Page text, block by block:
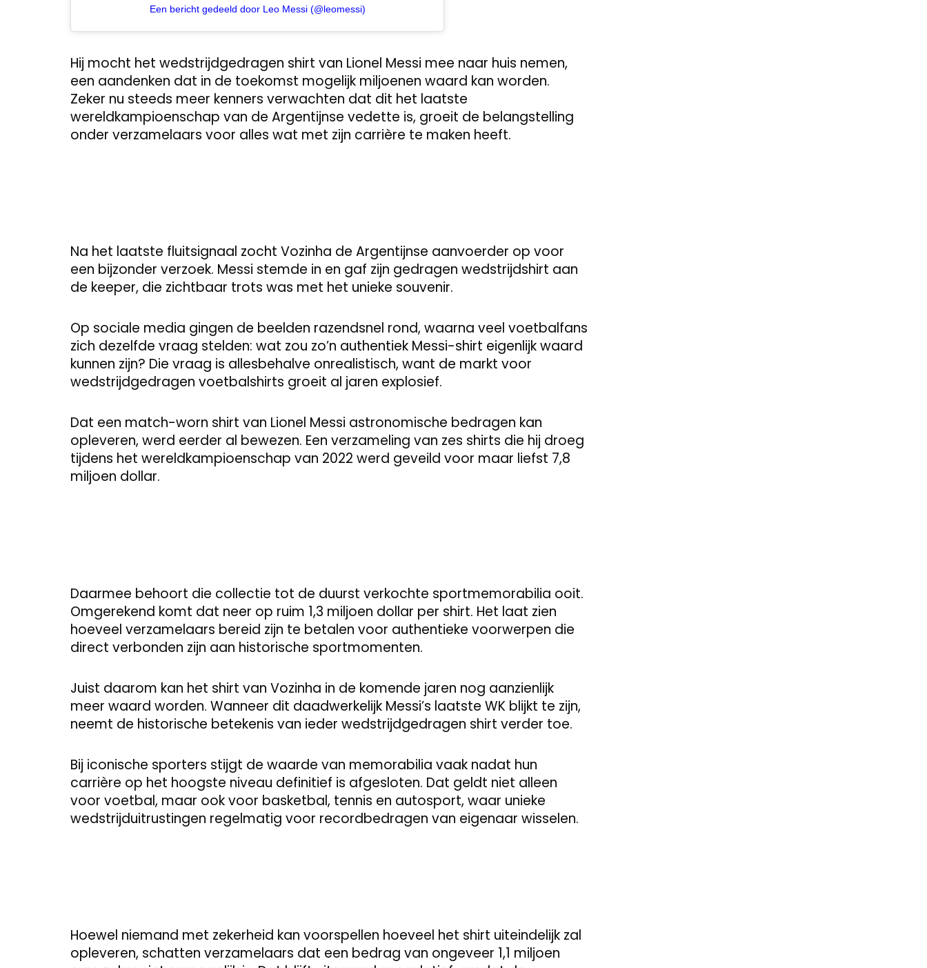
Een bericht gedeeld door Leo Messi (@leomessi)
Hij mocht het wedstrijdgedragen shirt van Lionel Messi mee naar huis nemen,
een aandenken dat in de toekomst mogelijk miljoenen waard kan worden.
Zeker nu steeds meer kenners verwachten dat dit het laatste
wereldkampioenschap van de Argentijnse vedette is, groeit de belangstelling
onder verzamelaars voor alles wat met zijn carrière te maken heeft.
Na het laatste fluitsignaal zocht Vozinha de Argentijnse aanvoerder op voor
een bijzonder verzoek. Messi stemde in en gaf zijn gedragen wedstrijdshirt aan
de keeper, die zichtbaar trots was met het unieke souvenir.
Op sociale media gingen de beelden razendsnel rond, waarna veel voetbalfans
zich dezelfde vraag stelden: wat zou zo’n authentiek Messi-shirt eigenlijk waard
kunnen zijn? Die vraag is allesbehalve onrealistisch, want de markt voor
wedstrijdgedragen voetbalshirts groeit al jaren explosief.
Dat een match-worn shirt van Lionel Messi astronomische bedragen kan
opleveren, werd eerder al bewezen. Een verzameling van zes shirts die hij droeg
tijdens het wereldkampioenschap van 2022 werd geveild voor maar liefst 7,8
miljoen dollar.
Daarmee behoort die collectie tot de duurst verkochte sportmemorabilia ooit.
Omgerekend komt dat neer op ruim 1,3 miljoen dollar per shirt. Het laat zien
hoeveel verzamelaars bereid zijn te betalen voor authentieke voorwerpen die
direct verbonden zijn aan historische sportmomenten.
Juist daarom kan het shirt van Vozinha in de komende jaren nog aanzienlijk
meer waard worden. Wanneer dit daadwerkelijk Messi’s laatste WK blijkt te zijn,
neemt de historische betekenis van ieder wedstrijdgedragen shirt verder toe.
Bij iconische sporters stijgt de waarde van memorabilia vaak nadat hun
carrière op het hoogste niveau definitief is afgesloten. Dat geldt niet alleen
voor voetbal, maar ook voor basketbal, tennis en autosport, waar unieke
wedstrijduitrustingen regelmatig voor recordbedragen van eigenaar wisselen.
Hoewel niemand met zekerheid kan voorspellen hoeveel het shirt uiteindelijk zal
opleveren, schatten verzamelaars dat een bedrag van ongeveer 1,1 miljoen